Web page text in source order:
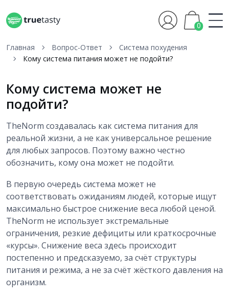
0
Главная Вопрос-Ответ
Система похудения
Кому система питания может не подойти?
Кому система может не
подойти?
TheNorm создавалась как система питания для
реальной жизни, а не как универсальное решение
для любых запросов. Поэтому важно честно
обозначить, кому она может не подойти.
В первую очередь система может не
соответствовать ожиданиям людей, которые ищут
максимально быстрое снижение веса любой ценой.
TheNorm не использует экстремальные
ограничения, резкие дефициты или краткосрочные
«курсы». Снижение веса здесь происходит
постепенно и предсказуемо, за счёт структуры
питания и режима, а не за счёт жёсткого давления на
организм.